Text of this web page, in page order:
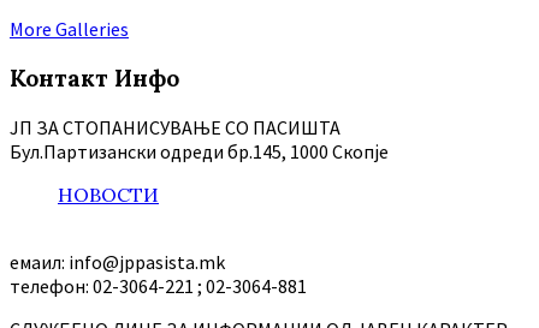
More Galleries
Контакт Инфо
ЈП ЗА СТОПАНИСУВАЊЕ СО ПАСИШТА
Бул.Партизански oдреди бр.145, 1000 Скопје
НОВОСТИ
емаил: info@jppasista.mk
телефон: 02-3064-221 ; 02-3064-881